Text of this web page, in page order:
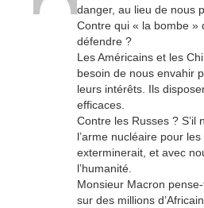
danger, au lieu de nous
Contre qui « la bombe »
défendre ?
Les Américains et les
besoin de nous envahir
leurs intérêts. Ils
efficaces.
Contre les Russes ? S’il
l’arme nucléaire pour
exterminerait, et avec
l’humanité.
Monsieur Macron
sur des millions